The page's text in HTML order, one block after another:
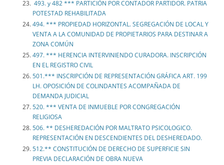
493. y 482 *** PARTICIÓN POR CONTADOR PARTIDOR. PATRIA
POTESTAD REHABILITADA
494. *** PROPIEDAD HORIZONTAL. SEGREGACIÓN DE LOCAL Y
VENTA A LA COMUNIDAD DE PROPIETARIOS PARA DESTINAR A
ZONA COMÚN
497. *** HERENCIA INTERVINIENDO CURADORA. INSCRIPCIÓN
EN EL REGISTRO CIVIL
501.*** INSCRIPCIÓN DE REPRESENTACIÓN GRÁFICA ART. 199
LH. OPOSICIÓN DE COLINDANTES ACOMPAÑADA DE
DEMANDA JUDICIAL
520. *** VENTA DE INMUEBLE POR CONGREGACIÓN
RELIGIOSA
506. ** DESHEREDACIÓN POR MALTRATO PSICOLOGICO.
REPRESENTACIÓN EN DESCENDIENTES DEL DESHEREDADO.
512.** CONSTITUCIÓN DE DERECHO DE SUPERFICIE SIN
PREVIA DECLARACIÓN DE OBRA NUEVA